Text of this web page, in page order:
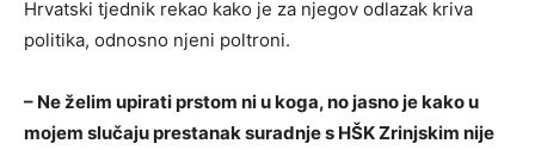
Hrvatski tjednik rekao kako je za njegov odlazak kriva
politika, odnosno njeni poltroni.
– Ne želim upirati prstom ni u koga, no jasno je kako u
mojem slučaju prestanak suradnje s HŠK Zrinjskim nije